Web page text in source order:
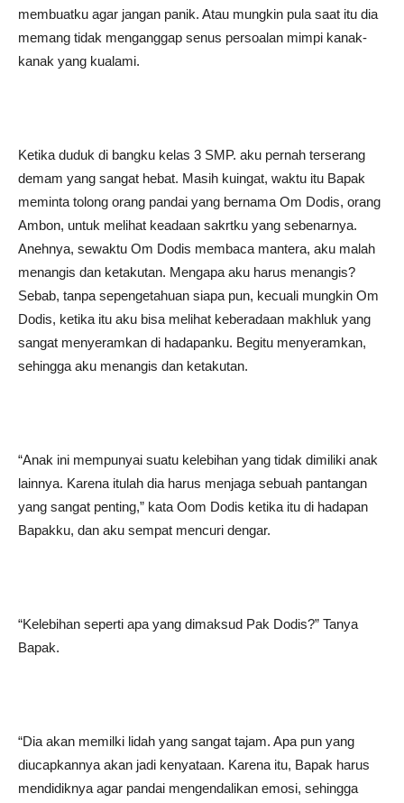
membuatku agar jangan panik. Atau mungkin pula saat itu dia
memang tidak menganggap senus persoalan mimpi kanak-
kanak yang kualami.
Ketika duduk di bangku kelas 3 SMP. aku pernah terserang
demam yang sangat hebat. Masih kuingat, waktu itu Bapak
meminta tolong orang pandai yang bernama Om Dodis, orang
Ambon, untuk melihat keadaan sakrtku yang sebenarnya.
Anehnya, sewaktu Om Dodis membaca mantera, aku malah
menangis dan ketakutan. Mengapa aku harus menangis?
Sebab, tanpa sepengetahuan siapa pun, kecuali mungkin Om
Dodis, ketika itu aku bisa melihat keberadaan makhluk yang
sangat menyeramkan di hadapanku. Begitu menyeramkan,
sehingga aku menangis dan ketakutan.
“Anak ini mempunyai suatu kelebihan yang tidak dimiliki anak
lainnya. Karena itulah dia harus menjaga sebuah pantangan
yang sangat penting,” kata Oom Dodis ketika itu di hadapan
Bapakku, dan aku sempat mencuri dengar.
“Kelebihan seperti apa yang dimaksud Pak Dodis?” Tanya
Bapak.
“Dia akan memilki lidah yang sangat tajam. Apa pun yang
diucapkannya akan jadi kenyataan. Karena itu, Bapak harus
mendidiknya agar pandai mengendalikan emosi, sehingga